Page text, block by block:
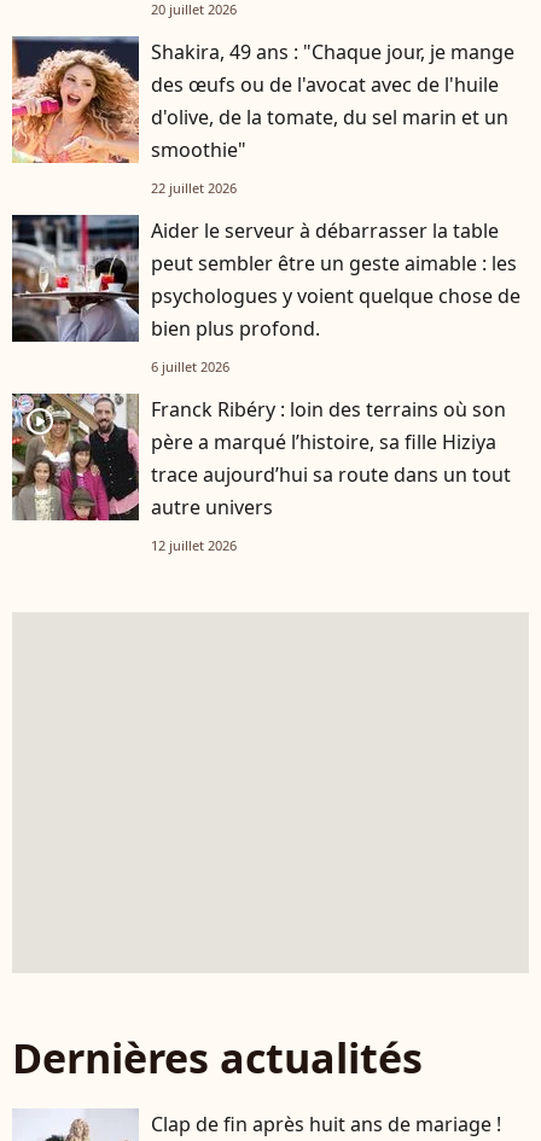
20 juillet 2026
Shakira, 49 ans : "Chaque jour, je mange
des œufs ou de l'avocat avec de l'huile
d'olive, de la tomate, du sel marin et un
smoothie"
22 juillet 2026
Aider le serveur à débarrasser la table
peut sembler être un geste aimable : les
psychologues y voient quelque chose de
bien plus profond.
6 juillet 2026
player2
Franck Ribéry : loin des terrains où son
père a marqué l’histoire, sa fille Hiziya
trace aujourd’hui sa route dans un tout
autre univers
12 juillet 2026
Dernières actualités
Clap de fin après huit ans de mariage !